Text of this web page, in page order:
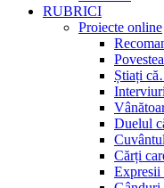
RUBRICI
Proiecte online
Știați
Duelul
Cărți
Expresii